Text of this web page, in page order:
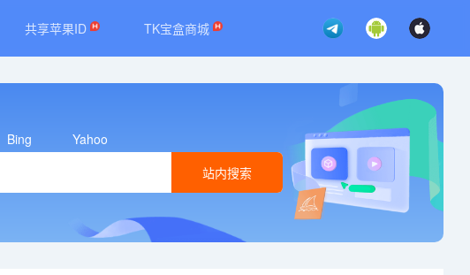
共享苹果ID TK宝盒商城
Bing Yahoo
站内搜索